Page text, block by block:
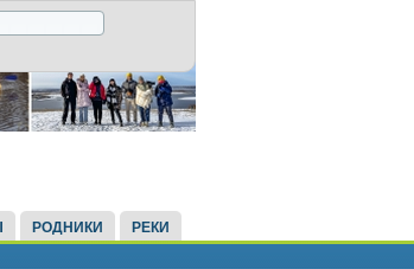
РОДНИКИ РЕКИ